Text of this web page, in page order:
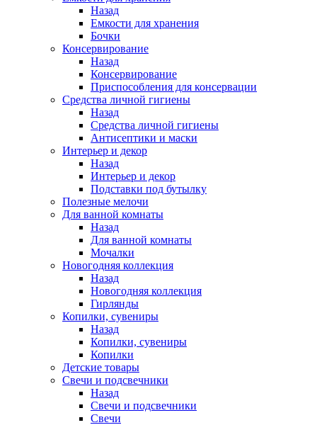
Назад
Емкости для хранения
Бочки
Консервирование
Назад
Консервирование
Приспособления для консервации
Средства личной гигиены
Назад
Средства личной гигиены
Антисептики и маски
Интерьер и декор
Назад
Интерьер и декор
Подставки под бутылку
Полезные мелочи
Для ванной комнаты
Назад
Для ванной комнаты
Мочалки
Новогодняя коллекция
Назад
Новогодняя коллекция
Гирлянды
Копилки, сувениры
Назад
Копилки, сувениры
Копилки
Детские товары
Свечи и подсвечники
Назад
Свечи и подсвечники
Свечи